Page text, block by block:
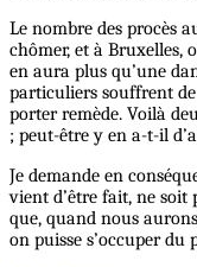
Le nombre des procès
chômer, et à Bruxelles,
en aura plus qu’une
particuliers souffrent de
porter remède. Voilà
; peut-être y en a-t-il
Je demande en
vient d’être fait, ne soit
que, quand nous
on puisse s’occuper